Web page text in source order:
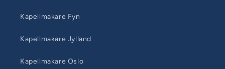
Kapellmakare Fyn
Kapellmakare Jylland
Kapellmakare Oslo